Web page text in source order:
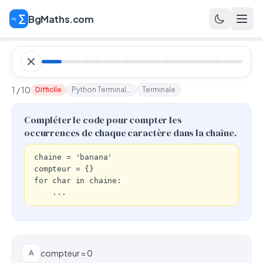
BgMaths.com
1 / 10 Difficile Python Terminale n°16 Terminale
Compléter le code pour compter les
occurrences de chaque caractère dans la chaîne.
chaine = 'banana'
compteur = {}
for char in chaine:
...
A compteur = 0